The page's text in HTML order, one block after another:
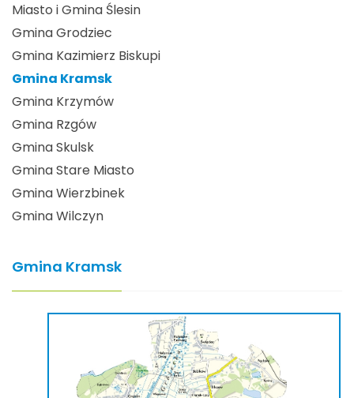
Miasto i Gmina Ślesin
Gmina Grodziec
Gmina Kazimierz Biskupi
Gmina Kramsk
Gmina Krzymów
Gmina Rzgów
Gmina Skulsk
Gmina Stare Miasto
Gmina Wierzbinek
Gmina Wilczyn
Gmina Kramsk